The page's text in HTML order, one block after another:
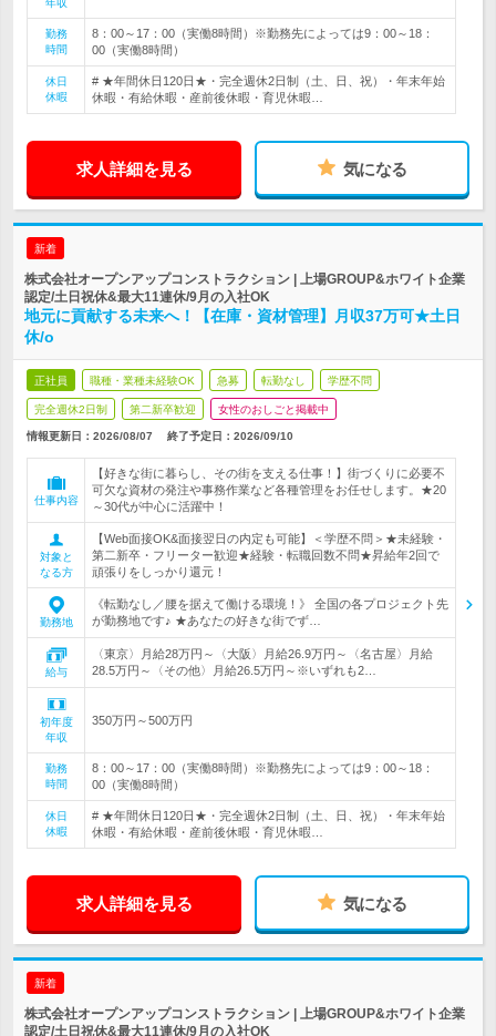
年収
勤務
時間
8：00～17：00（実働8時間）※勤務先によっては9：00～18：
00（実働8時間）
休日
休暇
# ★年間休日120日★・完全週休2日制（土、日、祝）・年末年始
休暇・有給休暇・産前後休暇・育児休暇…
求人詳細を見る 気になる
新着
株式会社オープンアップコンストラクション | 上場GROUP&ホワイト企業
認定/土日祝休&最大11連休/9月の入社OK
地元に貢献する未来へ！【在庫・資材管理】月収37万可★土日
休/o
正社員 職種・業種未経験OK 急募 転勤なし 学歴不問
完全週休2日制 第二新卒歓迎 女性のおしごと掲載中
情報更新日：2026/08/07 終了予定日： 2026/09/10
仕事内容
【好きな街に暮らし、その街を支える仕事！】街づくりに必要不
可欠な資材の発注や事務作業など各種管理をお任せします。★20
～30代が中心に活躍中！
対象と
なる方
【Web面接OK&面接翌日の内定も可能】＜学歴不問＞★未経験・
第二新卒・フリーター歓迎★経験・転職回数不問★昇給年2回で
頑張りをしっかり還元！
勤務地
《転勤なし／腰を据えて働ける環境！》 全国の各プロジェクト先
が勤務地です♪ ★あなたの好きな街でず…
給与
〈東京〉月給28万円～〈大阪〉月給26.9万円～〈名古屋〉月給
28.5万円～〈その他〉月給26.5万円～※いずれも2…
初年度
年収
350万円～500万円
勤務
時間
8：00～17：00（実働8時間）※勤務先によっては9：00～18：
00（実働8時間）
休日
休暇
# ★年間休日120日★・完全週休2日制（土、日、祝）・年末年始
休暇・有給休暇・産前後休暇・育児休暇…
求人詳細を見る 気になる
新着
株式会社オープンアップコンストラクション | 上場GROUP&ホワイト企業
認定/土日祝休&最大11連休/9月の入社OK